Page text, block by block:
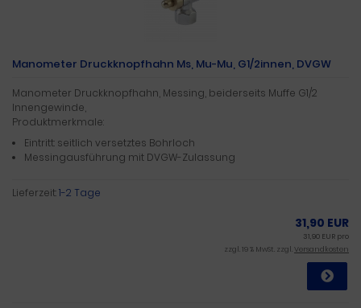
Manometer Druckknopfhahn Ms, Mu-Mu, G1/2innen, DVGW
Manometer Druckknopfhahn, Messing, beiderseits Muffe G1/2
Innengewinde,
Produktmerkmale:
Eintritt: seitlich versetztes Bohrloch
Messingausführung mit DVGW-Zulassung
Lieferzeit:1-2 Tage
31,90 EUR
31,90 EUR pro
zzgl. 19 % MwSt. zzgl.Versandkosten